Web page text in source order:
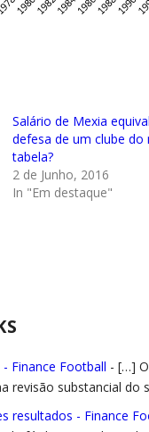
Salário de Mexia
defesa de um clube do
tabela?
2 de Junho, 2016
In "Em destaque"
Finance Football - […]
revisão substancial do
resultados - Finance